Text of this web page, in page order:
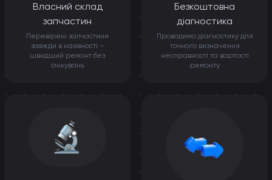
Власний склад
запчастин
Перевірені запчастини
завжди в наявності –
швидший ремонт без
очікувань
Безкоштовна
діагностика
Проводимо діагностику для
точного визначення
несправності та вартості
ремонту